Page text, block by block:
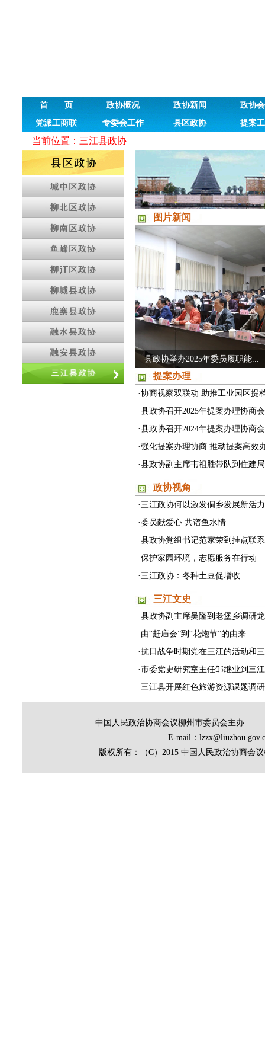
首 页 政协概况 政协新闻
政协
党派工商联
专委会工作 县区政协 提案
当前位置： 三江县政协
图片新闻
县政协举办2025年委员履职能...
政协三江侗族自治县第十四届...
政协三江侗族自治县第十四届...
政协委员报到 三江进入“两...
提案办理
·协商视察双联动 助推工业园区提
·县政协召开2025年提案办理协商会
·县政协召开2024年提案办理协商会
·强化提案办理协商 推动提案高效
·县政协副主席韦祖胜带队到住建
政协视角
·三江政协何以激发侗乡发展新活力
·委员献爱心 共谱鱼水情
·县政协党组书记范家荣到挂点联
·保护家园环境，志愿服务在行动
·三江政协：冬种土豆促增收
三江文史
·县政协副主席吴隆到老堡乡调研
· 由“赶庙会”到“花炮节”的由来
·抗日战争时期党在三江的活动和
·市委党史研究室主任邹继业到三
·三江县开展红色旅游资源课题调
中国人民政治协商会议柳州市委员会主
E-mail：
版权所有：（C）2015 中国人民政治